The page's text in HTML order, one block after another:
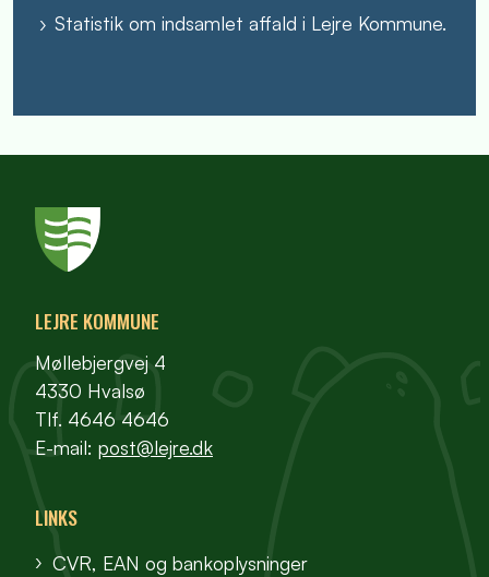
Statistik om indsamlet affald i Lejre Kommune.
LEJRE KOMMUNE
Møllebjergvej 4
4330 Hvalsø
Tlf. 4646 4646
E-mail: post@lejre.dk
LINKS
CVR, EAN og bankoplysninger